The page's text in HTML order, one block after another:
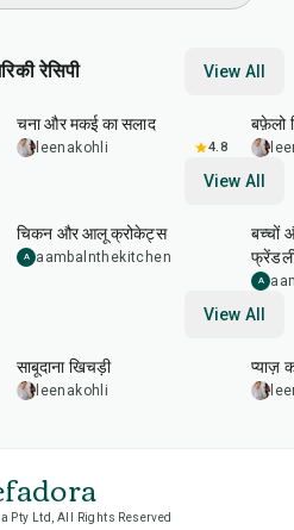
रेसिपी View All
40 min
चना और मकई का सलाद
leenakohli 4.8
बफ़ेलो
View All
चिकन और आलू क्रोकेट्स
A aambalnthekitchen
बच्चों
A
View All
साबूदाना खिचड़ी
leenakohli
प्याज़
Pty Ltd, All Rights Reserved